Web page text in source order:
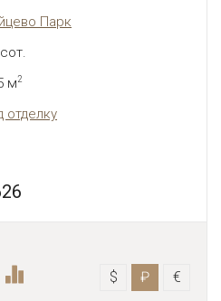
Парк
м2
отделку
$ ₽ €